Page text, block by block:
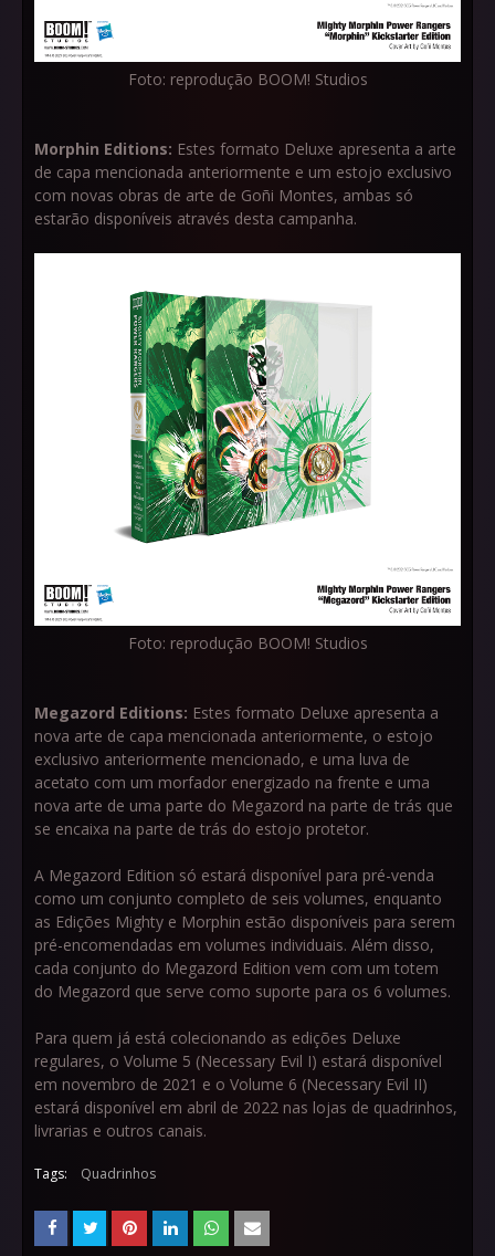
Foto: reprodução BOOM! Studios
Morphin Editions: Estes formato Deluxe apresenta a arte
de capa mencionada anteriormente e um estojo exclusivo
com novas obras de arte de Goñi Montes, ambas só
estarão disponíveis através desta campanha.
Foto: reprodução BOOM! Studios
Megazord Editions: Estes formato Deluxe apresenta a
nova arte de capa mencionada anteriormente, o estojo
exclusivo anteriormente mencionado, e uma luva de
acetato com um morfador energizado na frente e uma
nova arte de uma parte do Megazord na parte de trás que
se encaixa na parte de trás do estojo protetor.
A Megazord Edition só estará disponível para pré-venda
como um conjunto completo de seis volumes, enquanto
as Edições Mighty e Morphin estão disponíveis para serem
pré-encomendadas em volumes individuais. Além disso,
cada conjunto do Megazord Edition vem com um totem
do Megazord que serve como suporte para os 6 volumes.
Para quem já está colecionando as edições Deluxe
regulares, o Volume 5 (Necessary Evil I) estará disponível
em novembro de 2021 e o Volume 6 (Necessary Evil II)
estará disponível em abril de 2022 nas lojas de quadrinhos,
livrarias e outros canais.
Tags: Quadrinhos